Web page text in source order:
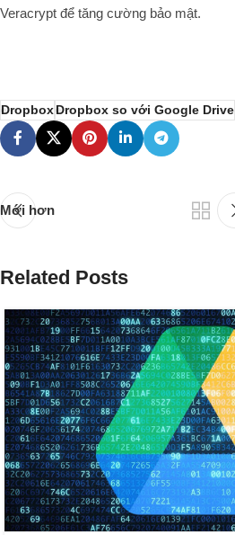
Veracrypt để tăng cường bảo mật.
DropboxDropbox so với Google Drive
Mới hơn
Related Posts